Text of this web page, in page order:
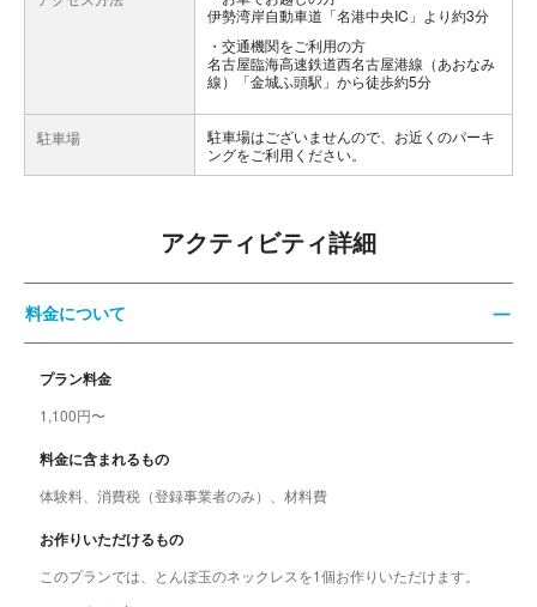
伊勢湾岸自動車道「名港中央IC」より約3分
交通機関をご利用の方
名古屋臨海高速鉄道西名古屋港線（あおなみ
線）「金城ふ頭駅」から徒歩約5分
駐車場
駐車場はございませんので、お近くのパーキ
ングをご利用ください。
アクティビティ詳細
料金について
プラン料金
1,100円〜
料金に含まれるもの
体験料、消費税（登録事業者のみ）、材料費
お作りいただけるもの
このプランでは、とんぼ玉のネックレスを1個お作りいただけます。